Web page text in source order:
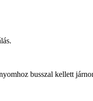
busszal kellett